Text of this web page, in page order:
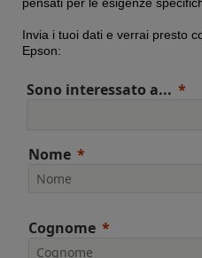
Invia i tuoi dati e verrai presto
Epson:
Sono interessato a...
Nome
Cognome